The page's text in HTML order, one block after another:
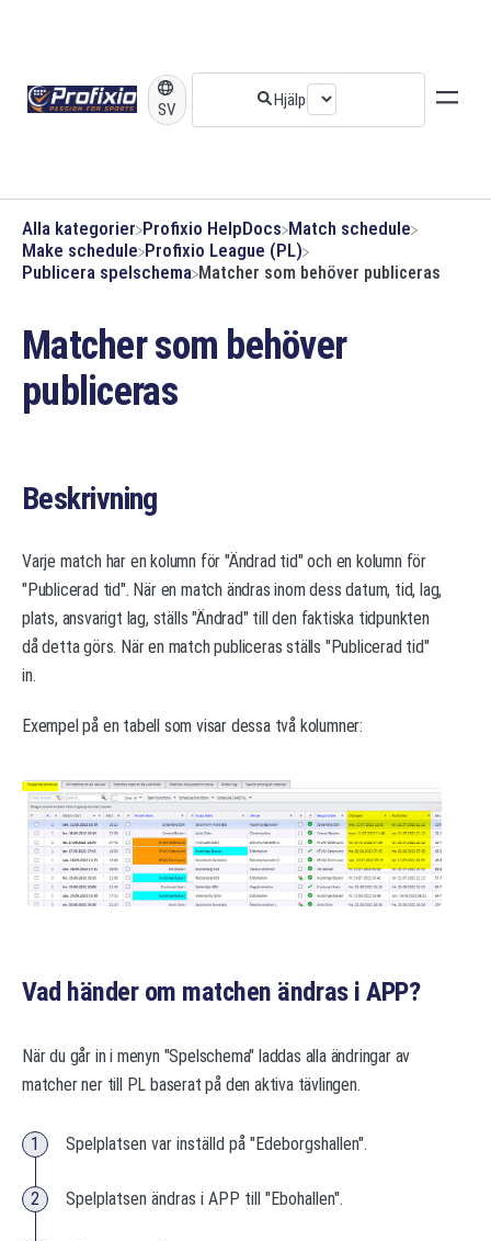
SV
Alla kategorier ​Profixio HelpDocs ​Match schedule
​Make schedule ​Profixio League (PL)
​Publicera spelschema Matcher som behöver publiceras
Matcher som behöver
publiceras
Beskrivning
Varje match har en kolumn för "Ändrad tid" och en kolumn för
"Publicerad tid". När en match ändras inom dess datum, tid, lag,
plats, ansvarigt lag, ställs "Ändrad" till den faktiska tidpunkten
då detta görs. När en match publiceras ställs "Publicerad tid"
in.
Exempel på en tabell som visar dessa två kolumner:
Vad händer om matchen ändras i APP?
När du går in i menyn "Spelschema" laddas alla ändringar av
matcher ner till PL baserat på den aktiva tävlingen.
Spelplatsen var inställd på "Edeborgshallen".
Spelplatsen ändras i APP till "Ebohallen".